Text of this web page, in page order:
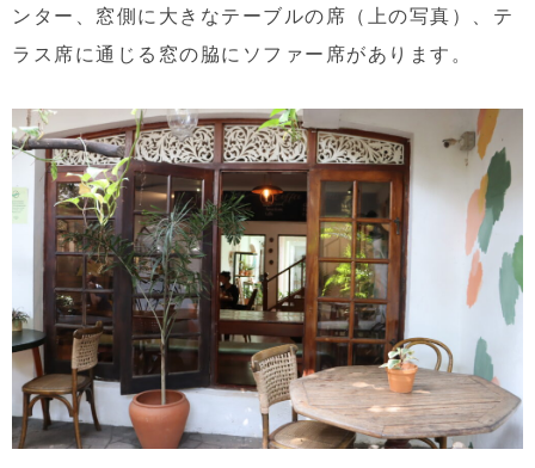
ンター、窓側に大きなテーブルの席（上の写真）、テ
ラス席に通じる窓の脇にソファー席があります。